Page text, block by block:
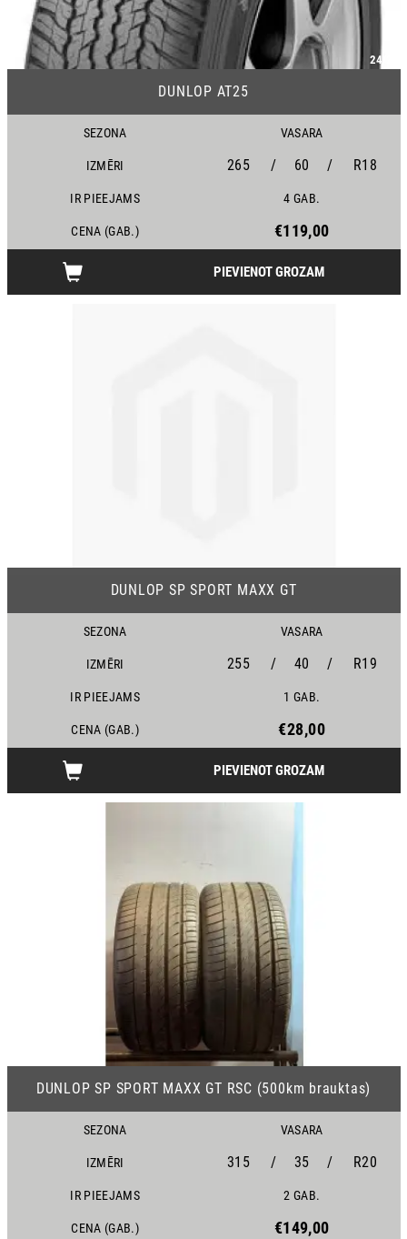
24/25
DUNLOP AT25
SEZONA VASARA
IZMĒRI 265 / 60 / R18
IR PIEEJAMS 4 GAB.
CENA (GAB.) €119,00
PIEVIENOT GROZAM
DUNLOP SP SPORT MAXX GT
SEZONA VASARA
IZMĒRI 255 / 40 / R19
IR PIEEJAMS 1 GAB.
CENA (GAB.) €28,00
PIEVIENOT GROZAM
DUNLOP SP SPORT MAXX GT RSC (500km brauktas)
SEZONA VASARA
IZMĒRI 315 / 35 / R20
IR PIEEJAMS 2 GAB.
CENA (GAB.) €149,00